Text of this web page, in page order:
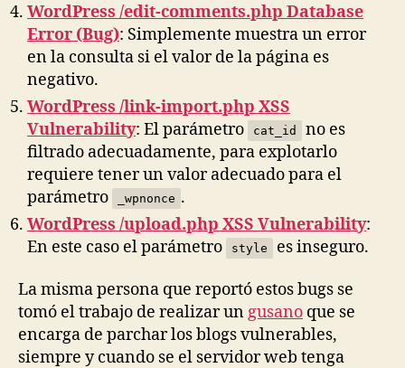
WordPress /edit-comments.php Database
Error (Bug): Simplemente muestra un error
en la consulta si el valor de la página es
negativo.
WordPress /link-import.php XSS
Vulnerability: El parámetro cat_id
no es
filtrado adecuadamente, para explotarlo
requiere tener un valor adecuado para el
parámetro
_wpnonce .
WordPress /upload.php XSS Vulnerability:
En este caso el parámetro
style es inseguro.
La misma persona que reportó estos bugs se
tomó el trabajo de realizar ungusano que se
encarga de parchar los blogs vulnerables,
siempre y cuando se el servidor web tenga